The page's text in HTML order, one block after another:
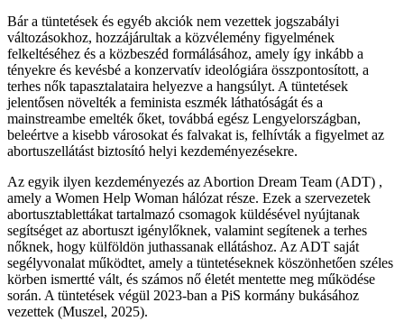
Bár a tüntetések és egyéb akciók nem vezettek jogszabályi
változásokhoz, hozzájárultak a közvélemény figyelmének
felkeltéséhez és a közbeszéd formálásához, amely így inkább a
tényekre és kevésbé a konzervatív ideológiára összpontosított, a
terhes nők tapasztalataira helyezve a hangsúlyt. A tüntetések
jelentősen növelték a feminista eszmék láthatóságát és a
mainstreambe emelték őket, továbbá egész Lengyelországban,
beleértve a kisebb városokat és falvakat is, felhívták a figyelmet az
abortuszellátást biztosító helyi kezdeményezésekre.
Az egyik ilyen kezdeményezés az Abortion Dream Team (ADT) ,
amely a Women Help Woman hálózat része. Ezek a szervezetek
abortusztablettákat tartalmazó csomagok küldésével nyújtanak
segítséget az abortuszt igénylőknek, valamint segítenek a terhes
nőknek, hogy külföldön juthassanak ellátáshoz. Az ADT saját
segélyvonalat működtet, amely a tüntetéseknek köszönhetően széles
körben ismertté vált, és számos nő életét mentette meg működése
során. A tüntetések végül 2023-ban a PiS kormány bukásához
vezettek (Muszel, 2025).